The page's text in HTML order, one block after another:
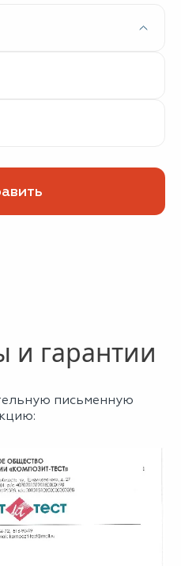
я соглашаюсь с
и гарантии
письменную